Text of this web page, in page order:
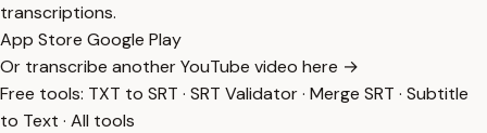
transcriptions.
App Store Google Play
Or transcribe another YouTube video here →
Free tools: TXT to SRT · SRT Validator· Merge SRT · Subtitle
to Text · All tools